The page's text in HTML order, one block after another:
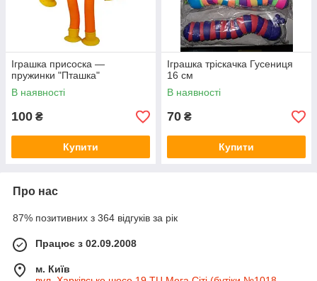
Іграшка присоска —
пружинки "Пташка"
В наявності
100 ₴
Купити
Іграшка тріскачка Гусениця
16 см
В наявності
70 ₴
Купити
Про нас
87% позитивних з 364 відгуків за рік
Працює з 02.09.2008
м. Київ